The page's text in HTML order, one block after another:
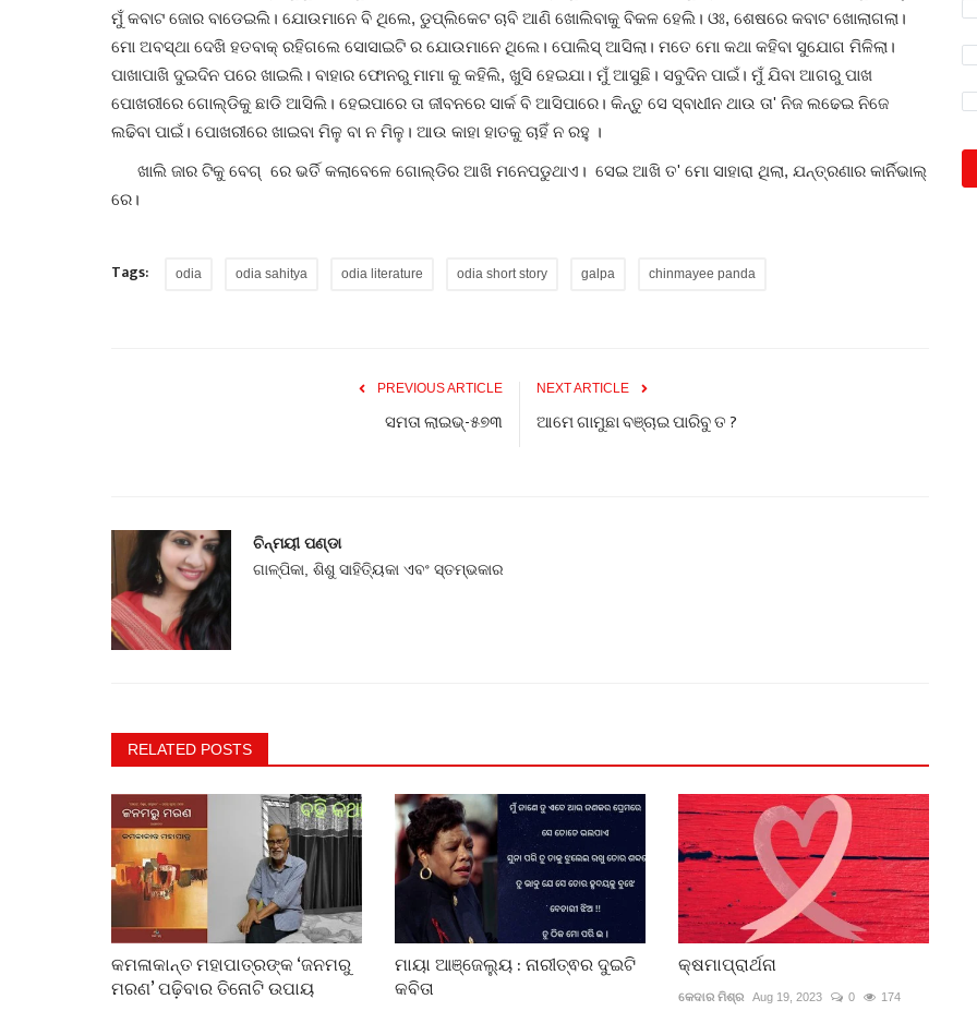
ମୁଁ କବାଟ ଜୋର ବାଡେଇଲି। ଯୋଉମାନେ ବି ଥିଲେ, ଡୁପ୍ଲିକେଟ ଚାବି ଆଣି ଖୋଲିବାକୁ ବିକଳ ହେଲି। ଓଃ, ଶେଷରେ କବାଟ ଖୋଲାଗଲା।
ମୋ ଅବସ୍ଥା ଦେଖି ହତବାକ୍ ରହିଗଲେ ସୋସାଇଟି ର ଯୋଉମାନେ ଥିଲେ। ପୋଲିସ୍ ଆସିଲା। ମତେ ମୋ କଥା କହିବା ସୁଯୋଗ ମିଳିଲା।
ପାଖାପାଖି ଦୁଇଦିନ ପରେ ଖାଇଲି। ବାହାର ଫୋନରୁ ମାମା କୁ କହିଲି, ଖୁସି ହେଇଯା। ମୁଁ ଆସୁଛି। ସବୁଦିନ ପାଇଁ। ମୁଁ ଯିବା ଆଗରୁ ପାଖ
ପୋଖରୀରେ ଗୋଲ୍ଡିକୁ ଛାଡି ଆସିଲି। ହେଇପାରେ ତା ଜୀବନରେ ସାର୍କ ବି ଆସିପାରେ। କିନ୍ତୁ ସେ ସ୍ବାଧୀନ ଥାଉ ତା' ନିଜ ଲଢେଇ ନିଜେ
ଲଢିବା ପାଇଁ। ପୋଖରୀରେ ଖାଇବା ମିଳୁ ବା ନ ମିଳୁ। ଆଉ କାହା ହାତକୁ ଚାହିଁ ନ ରହୁ ।
ଖାଲି ଜାର ଟିକୁ ବେଗ୍ ରେ ଭର୍ତି କଲାବେଳେ ଗୋଲ୍ଡିର ଆଖି ମନେପଡୁଥାଏ। ସେଇ ଆଖି ତ' ମୋ ସାହାରା ଥିଲା, ଯନ୍ତ୍ରଣାର କାର୍ନିଭାଲ୍
ରେ।
Tags: odia odia sahitya odia literature odia short story galpa chinmayee panda
PREVIOUS ARTICLE
ସମତା ଲାଇଭ୍-୫୭୩
NEXT ARTICLE
ଆମେ ଗାମୁଛା ବଞ୍ଚାଇ ପାରିବୁ ତ ?
ଚିନ୍ମୟୀ ପଣ୍ଡା
ଗାଳ୍ପିକା, ଶିଶୁ ସାହିତ୍ୟିକା ଏବଂ ସ୍ତମ୍ଭକାର
RELATED POSTS
କମଳାକାନ୍ତ ମହାପାତ୍ରଙ୍କ ‘ଜନମରୁ
ମରଣ’ ପଢ଼ିବାର ତିନୋଟି ଉପାୟ
ମାୟା ଆଞ୍ଜେଲ୍ୟୁ : ନାରୀତ୍ଵର ଦୁଇଟି
କବିତା
କ୍ଷମାପ୍ରାର୍ଥନା
କେଦାର ମିଶ୍ର Aug 19, 2023 0 174